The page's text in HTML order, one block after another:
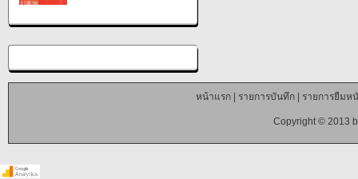
หน้าแรก| รายการบันทึก| รายการยืมห
Copyright © 2013